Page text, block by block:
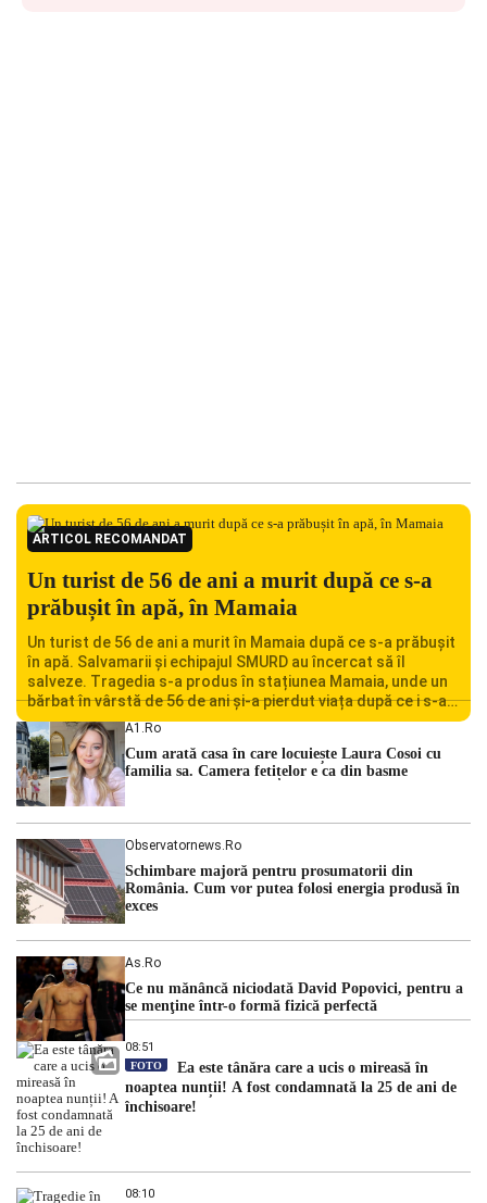
ARTICOL RECOMANDAT
Un turist de 56 de ani a murit după ce s-a
prăbușit în apă, în Mamaia
Un turist de 56 de ani a murit în Mamaia după ce s-a prăbușit
în apă. Salvamarii și echipajul SMURD au încercat să îl
salveze. Tragedia s-a produs în stațiunea Mamaia, unde un
bărbat în vârstă de 56 de ani și-a pierdut viața după ce i s-a
făcut rău în timp ce se afla în […]
A1.ro
Cum arată casa în care locuiește Laura Cosoi cu
familia sa. Camera fetițelor e ca din basme
Observatornews.ro
Schimbare majoră pentru prosumatorii din
România. Cum vor putea folosi energia produsă în
exces
As.ro
Ce nu mănâncă niciodată David Popovici, pentru a
se menţine într-o formă fizică perfectă
08:51
FOTO
Ea este tânăra care a ucis o mireasă în
noaptea nunții! A fost condamnată la 25 de ani de
închisoare!
08:10